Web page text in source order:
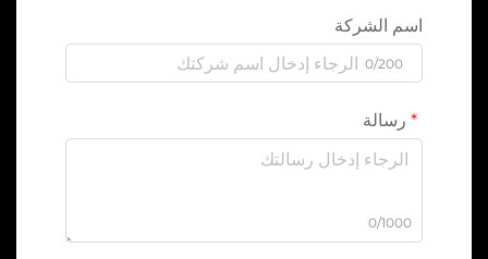
اسم الشركة
0/200
رسالة
0/1000